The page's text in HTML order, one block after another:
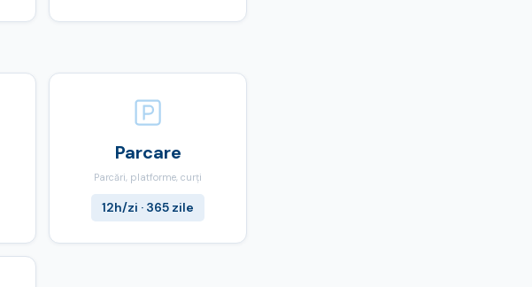
Parcare
Parcări, platforme, curți
12h/zi · 365 zile